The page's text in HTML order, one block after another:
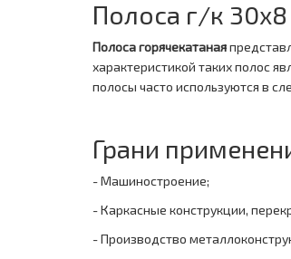
Полоса г/к
Полоса горячекатаная
характеристикой таких полос
полосы часто используются в
Грани
- Машиностроение;
- Каркасные конструкции,
- Производство